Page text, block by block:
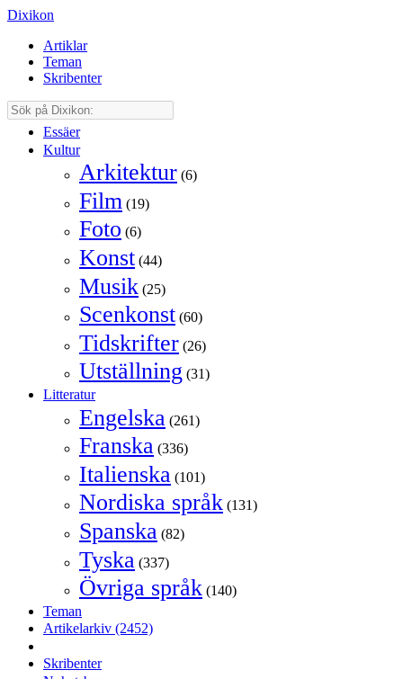
Dixikon
Artiklar
Teman
Skribenter
Essäer
Kultur
Arkitektur (6)
Film (19)
Foto (6)
Konst (44)
Musik (25)
Scenkonst (60)
Tidskrifter (26)
Utställning (31)
Litteratur
Engelska (261)
Franska (336)
Italienska (101)
Nordiska språk (131)
Spanska (82)
Tyska (337)
Övriga språk (140)
Teman
Artikelarkiv (2452)
Skribenter